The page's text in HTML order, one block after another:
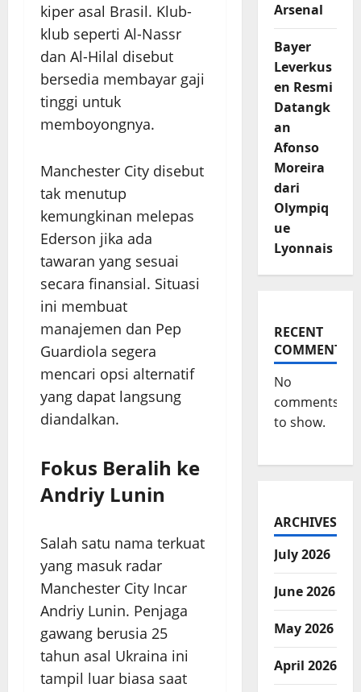
kiper asal Brasil. Klub-
klub seperti Al-Nassr
dan Al-Hilal disebut
bersedia membayar gaji
tinggi untuk
memboyongnya.
Manchester City disebut
tak menutup
kemungkinan melepas
Ederson jika ada
tawaran yang sesuai
secara finansial. Situasi
ini membuat
manajemen dan Pep
Guardiola segera
mencari opsi alternatif
yang dapat langsung
diandalkan.
Fokus Beralih ke
Andriy Lunin
Salah satu nama terkuat
yang masuk radar
Manchester City Incar
Andriy Lunin. Penjaga
gawang berusia 25
tahun asal Ukraina ini
tampil luar biasa saat
Arsenal
Bayer
Leverkus
en Resmi
Datangk
an
Afonso
Moreira
dari
Olympiq
ue
Lyonnais
RECENT
COMMENTS
No
comments
to show.
ARCHIVES
July 2026
June 2026
May 2026
April 2026